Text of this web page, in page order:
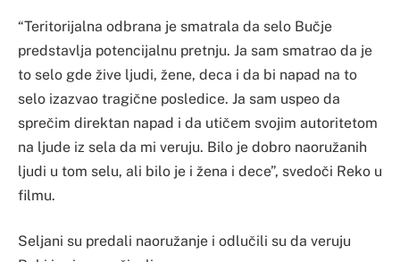
“Teritorijalna odbrana je smatrala da selo Bučje
predstavlja potencijalnu pretnju. Ja sam smatrao da je
to selo gde žive ljudi, žene, deca i da bi napad na to
selo izazvao tragične posledice. Ja sam uspeo da
sprečim direktan napad i da utičem svojim autoritetom
na ljude iz sela da mi veruju. Bilo je dobro naoružanih
ljudi u tom selu, ali bilo je i žena i dece”, svedoči Reko u
filmu.
Seljani su predali naoružanje i odlučili su da veruju